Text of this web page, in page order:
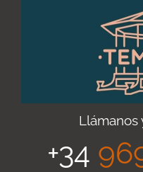
Llámanos
+34